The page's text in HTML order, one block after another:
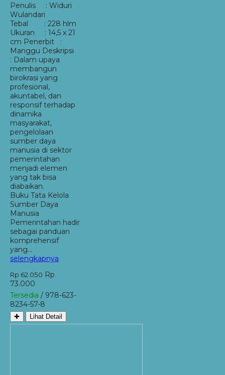
Penulis : Widuri
Wulandari
Tebal : 228 hlm
Ukuran : 14,5 x 21
cm Penerbit :
Manggu Deskripsi
: Dalam upaya
membangun
birokrasi yang
profesional,
akuntabel, dan
responsif terhadap
dinamika
masyarakat,
pengelolaan
sumber daya
manusia di sektor
pemerintahan
menjadi elemen
yang tak bisa
diabaikan.
Buku Tata Kelola
Sumber Daya
Manusia
Pemerintahan hadir
sebagai panduan
komprehensif
yang…
selengkapnya
Rp 62.050 Rp
73.000
Tersedia / 978-623-
8234-57-8
✚ Lihat Detail